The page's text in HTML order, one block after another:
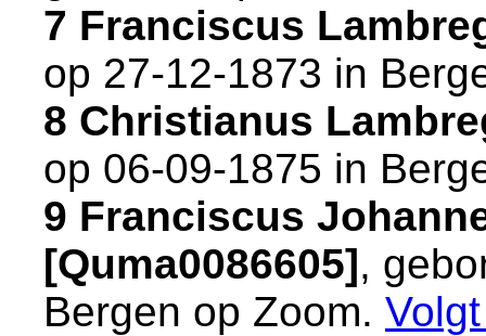
7 Franciscus
op 27-12-1873 in
8 Christianus
op 06-09-1875 in
9 Franciscus
[Quma0086605],
Bergen op Zoom.